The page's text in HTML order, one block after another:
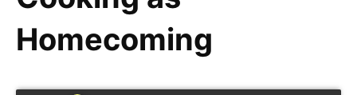
Homecoming